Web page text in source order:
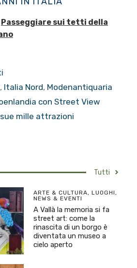
Passeggiare sui tetti della
, Italia Nord, Modenantiquaria
con Street View
mille attrazioni
Tutti
ARTE & CULTURA, LUOGHI,
NEWS & EVENTI
A Vallà la memoria si fa
street art: come la
rinascita di un borgo è
diventata un museo a
cielo aperto